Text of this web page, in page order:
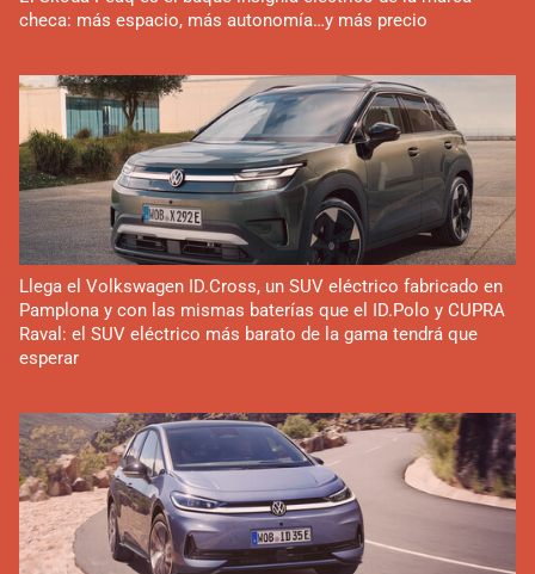
checa: más espacio, más autonomía…y más precio
Llega el Volkswagen ID.Cross, un SUV eléctrico fabricado en
Pamplona y con las mismas baterías que el ID.Polo y CUPRA
Raval: el SUV eléctrico más barato de la gama tendrá que
esperar